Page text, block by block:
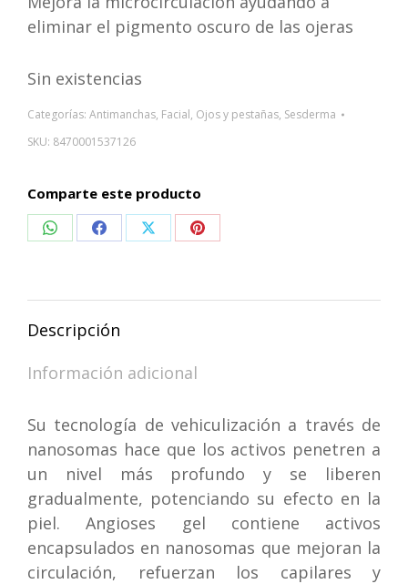
eliminar el pigmento oscuro de las ojeras
Sin existencias
Categorías: Antimanchas, Facial, Ojos y pestañas, Sesderma
SKU: 8470001537126
Comparte este producto
Compartir
WhatsApp
Compartir
Facebook
Compartir
X
Compartir
Pinterest
Descripción
Información adicional
Su tecnología de vehiculización a través de
nanosomas hace que los activos penetren a
un nivel más profundo y se liberen
gradualmente, potenciando su efecto en la
piel. Angioses gel contiene activos
encapsulados en nanosomas que mejoran la
circulación, refuerzan los capilares y